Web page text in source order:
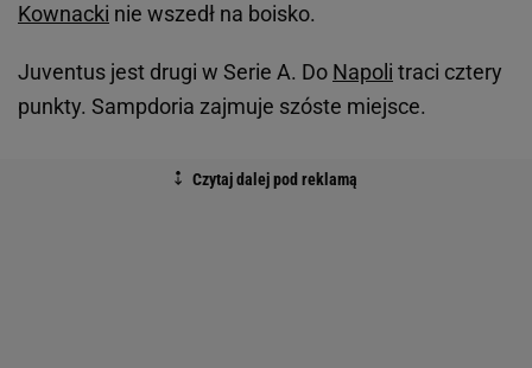
Kownacki nie wszedł na boisko.
Juventus jest drugi w Serie A. Do Napoli traci cztery
punkty. Sampdoria zajmuje szóste miejsce.